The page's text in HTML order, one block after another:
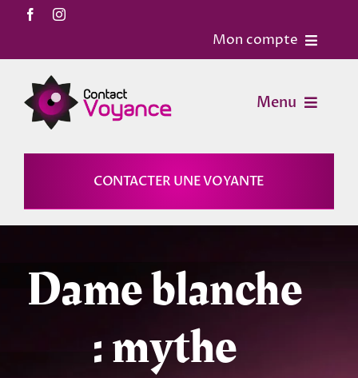
Passer
contenu
Mon compte
Mon Compte
Menu
Voyance
Horoscopes
Magies
Astrologie
CONTACTER UNE VOYANTE
Dame blanche
: mythe